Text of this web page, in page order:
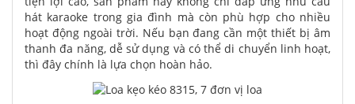
hát karaoke trong gia đình mà còn phù hợp cho nhiều
hoạt động ngoài trời. Nếu bạn đang cần một thiết bị âm
thanh đa năng, dễ sử dụng và có thể di chuyển linh hoạt,
thì đây chính là lựa chọn hoàn hảo.